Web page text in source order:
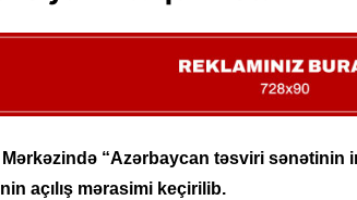
Mərkəzində “Azərbaycan təsviri sənətinin
açılış mərasimi keçirilib.